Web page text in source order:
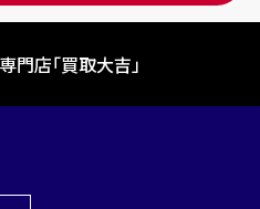
門店「買取大吉」